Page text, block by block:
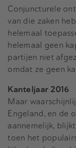
Conjuncturele
van die zaken
helemaal
helemaal geen
partijen niet
omdat ze geen
Kanteljaar 2016
Maar
Engeland, en de
aannemelijk,
toen het